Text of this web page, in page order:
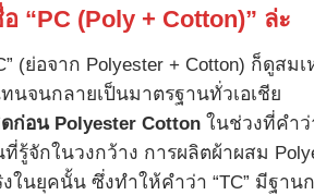
“PC (Poly + Cotton)” ล่ะ
(ย่อจาก Polyester + Cotton) ก็ดู
นจนกลายเป็นมาตรฐานทั่วเอเชีย
ดก่อน Polyester Cotton ในช่วงที่คำว่
ที่รู้จักในวงกว้าง การผลิตผ้าผสม
ในยุคนั้น ซึ่งทำให้คำว่า “TC” มีฐาน